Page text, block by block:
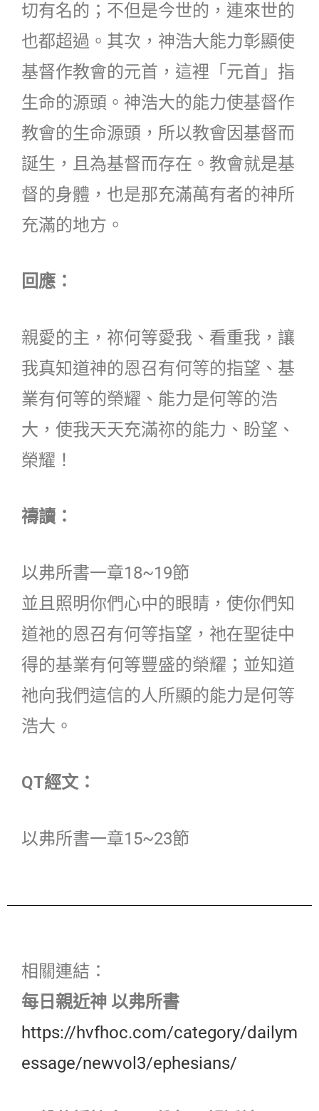
切有名的；不但是今世的，連來世的
也都超過。其次，神浩大能力彰顯使
基督作教會的元首，這裡「元首」指
生命的源頭。神浩大的能力使基督作
教會的生命源頭，所以教會因基督而
誕生，且為基督而存在。教會就是基
督的身體，也是那充滿萬有者的神所
充滿的地方。
回應：
親愛的主，祢何等愛我、看重我，讓
我真知道神的恩召有何等的指望、基
業有何等的榮耀、能力是何等的浩
大，使我天天充滿祢的能力、盼望、
榮耀！
禱讀：
以弗所書一章18~19節
並且照明你們心中的眼睛，使你們知
道祂的恩召有何等指望，祂在聖徒中
得的基業有何等豐盛的榮耀；並知道
祂向我們這信的人所顯的能力是何等
浩大。
QT經文：
以弗所書一章15~23節
相關連結：
每日親近神 以弗所書
https://hvfhoc.com/category/dailym
essage/newvol3/ephesians/